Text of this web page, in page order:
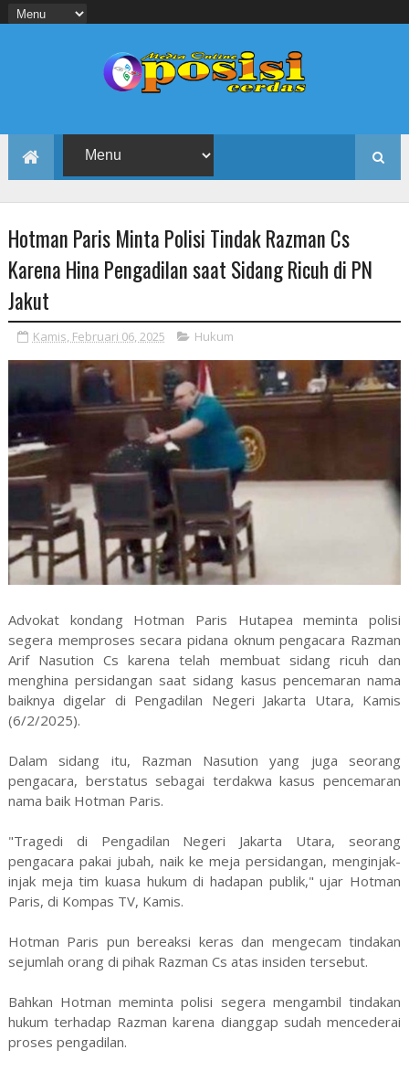
Hotman Paris Minta Polisi Tindak Razman Cs
Karena Hina Pengadilan saat Sidang Ricuh di PN
Jakut
Kamis, Februari 06, 2025 Hukum
Advokat kondang Hotman Paris Hutapea meminta polisi
segera memproses secara pidana oknum pengacara Razman
Arif Nasution Cs karena telah membuat sidang ricuh dan
menghina persidangan saat sidang kasus pencemaran nama
baiknya digelar di Pengadilan Negeri Jakarta Utara, Kamis
(6/2/2025).
Dalam sidang itu, Razman Nasution yang juga seorang
pengacara, berstatus sebagai terdakwa kasus pencemaran
nama baik Hotman Paris.
"Tragedi di Pengadilan Negeri Jakarta Utara, seorang
pengacara pakai jubah, naik ke meja persidangan, menginjak-
injak meja tim kuasa hukum di hadapan publik," ujar Hotman
Paris, di Kompas TV, Kamis.
Hotman Paris pun bereaksi keras dan mengecam tindakan
sejumlah orang di pihak Razman Cs atas insiden tersebut.
Bahkan Hotman meminta polisi segera mengambil tindakan
hukum terhadap Razman karena dianggap sudah mencederai
proses pengadilan.